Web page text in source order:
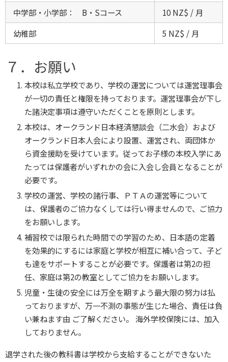
中学部・小学部： B・Sコース
10 NZ$ / 月
幼稚部
5 NZ$ / 月
７．お願い
本校は私立学校であり、学校の運営については運営理事会
が一切の責任と権限を持っております。運営理事会が下し
た諸決定事項は遵守いただくことを原則とします。
本校は、オークランド日本経済懇談会（二水会）および
オークランド日本人会により設置、運営され、両団体か
ら資金援助を受けています。従ってお子様の本校入学にあ
たっては保護者がいずれかの会に入会し会員となることが
必要です。
学校の運営、学校の諸行事、ＰＴＡの運営等について
は、保護者のご協力なくしては行い得ませんので、ご協力
をお願いします。
補習校では限られた時間での学習のため、日本語の定着
を効果的にするには家庭と学校が相互に補い合って、子ど
も達をサポートすることが必要です。保護者は第2の担
任、家庭は第2の教室としてご協力をお願いします。
児童・生徒の安全には万全を期すよう最大限の努力は払
っておりますが、万一不測の事態が生じた場合、責任は負
い兼ねます由 ご了解ください。 海外学校保険には、加入
しておりません。
退学された後の教科書は学校から支給することができないた